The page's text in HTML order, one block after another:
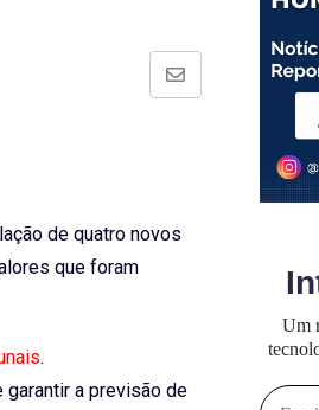
Share
de quatro novos
que foram
.
garantir a previsão de